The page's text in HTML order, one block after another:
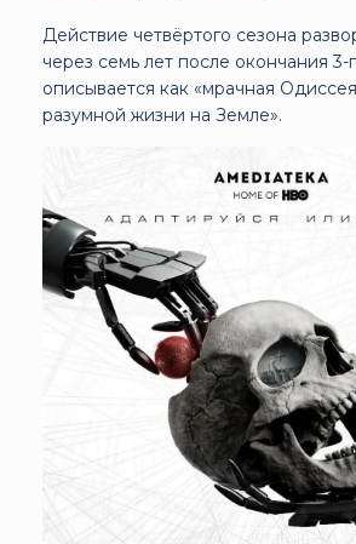
Действие четвёртого сезона
через семь лет после окончания 3-
описывается как «мрачная
разумной жизни на Земле».